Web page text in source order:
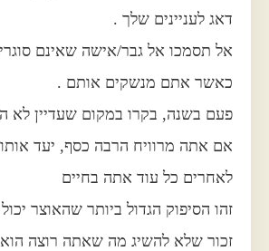
דאג לעניינים שלך .
אל תסמכו אל גבר/אישה שאינם
כאשר אתם מנשקים אותם .
פעם בשנה, בקרו במקום שעדיין לא
אם אתה מרוויח הרבה כסף, יעד
לאחרים כל עוד אתה בחיים
זהו הסיפוק הגדול ביותר שהאוצר
זכור שלא להשיג מה שאתה רוצה הוא